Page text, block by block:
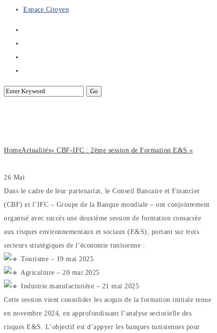
Espace Citoyen
HomeActualités« CBF-IFC : 2ème session de Formation E&S »
26 Mai
Dans le cadre de leur partenariat, le Conseil Bancaire et Financier
(CBF) et l’IFC – Groupe de la Banque mondiale – ont conjointement
organisé avec succès une deuxième session de formation consacrée
aux risques environnementaux et sociaux (E&S), portant sur trois
secteurs stratégiques de l’économie tunisienne :
Tourisme – 19 mai 2025
Agriculture – 20 mai 2025
Industrie manufacturière – 21 mai 2025
Cette session vient consolider les acquis de la formation initiale tenue
en novembre 2024, en approfondissant l’analyse sectorielle des
risques E&S. L’objectif est d’appyer les banques tunisiennes pour